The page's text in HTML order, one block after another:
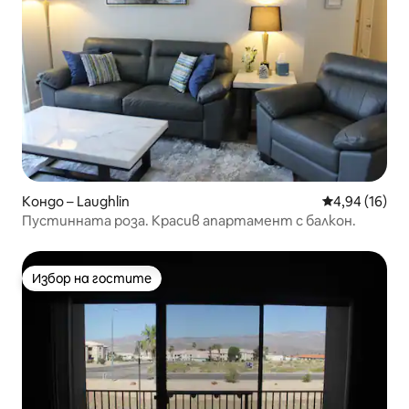
Кондо – Laughlin Средна
4,94 (16)
Пустинната роза. Красив апартамент с балкон.
Избор на гостите
Избор на гостите